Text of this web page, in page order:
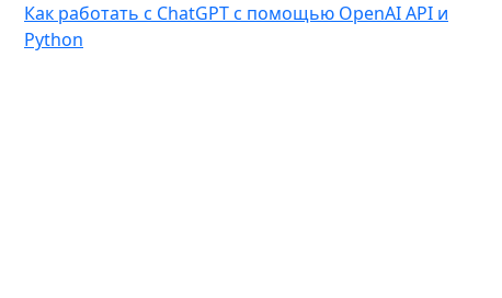
Как работать с ChatGPT с помощью OpenAI API и
Python